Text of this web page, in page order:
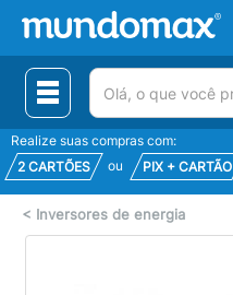
(pesquisar)
Realize suas compras com:
2 CARTÕES
ou PIX + CARTÃO
< Inversores de energia